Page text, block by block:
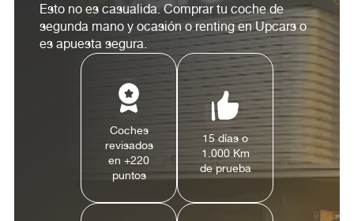
Esto no es casualida. Comprar tu coche de
segunda mano y ocasión o renting en Upcars o
es apuesta segura.
Coches
revisados
en +220
puntos
15 días o
1.000 Km
de prueba